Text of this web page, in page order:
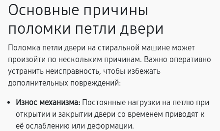
Основные причины
поломки петли двери
Поломка петли двери на стиральной машине может
произойти по нескольким причинам. Важно оперативно
устранить неисправность, чтобы избежать
дополнительных повреждений:
Износ механизма: Постоянные нагрузки на петлю при
открытии и закрытии двери со временем приводят к
её ослаблению или деформации.